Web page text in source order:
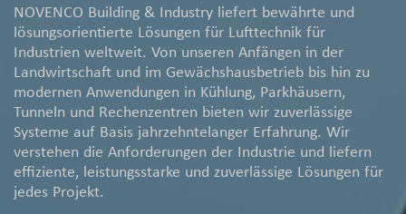
NOVENCO Building & Industry liefert bewährte und
lösungsorientierte Lösungen für Lufttechnik für
Industrien weltweit. Von unseren Anfängen in der
Landwirtschaft und im Gewächshausbetrieb bis hin zu
modernen Anwendungen in Kühlung, Parkhäusern,
Tunneln und Rechenzentren bieten wir zuverlässige
Systeme auf Basis jahrzehntelanger Erfahrung. Wir
verstehen die Anforderungen der Industrie und liefern
effiziente, leistungsstarke und zuverlässige Lösungen für
jedes Projekt.